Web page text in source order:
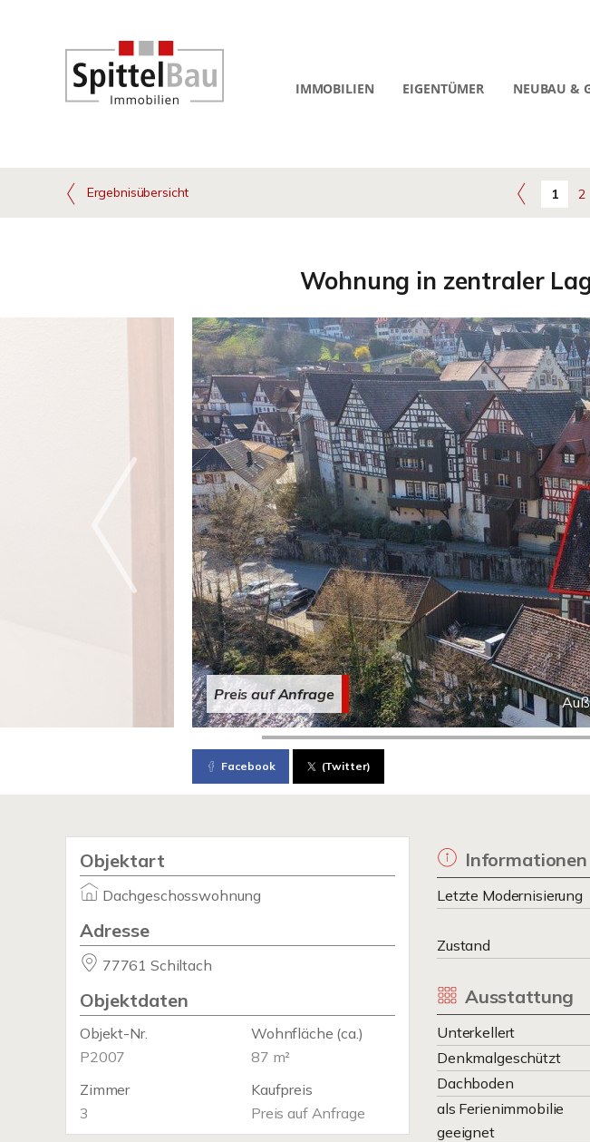
IMMOBILIEN EIGENTÜMER NEUBAU &
Ergebnisübersicht 1 2
Wohnung in zentraler
Preis auf Anfrage
Facebook (Twitter)
Objektart
Dachgeschosswohnung
Adresse
77761 Schiltach
Objektdaten
Objekt-Nr.
P2007
Wohnfläche (ca.)
87 m²
Zimmer
3
Kaufpreis
Preis auf Anfrage
Informationen
Letzte Modernisierung
Zustand
Ausstattung
Unterkellert
Denkmalgeschützt
Dachboden
als Ferienimmobilie
geeignet